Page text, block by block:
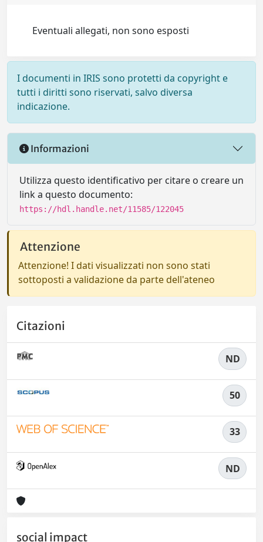
Eventuali allegati, non sono esposti
I documenti in IRIS sono protetti da copyright e
tutti i diritti sono riservati, salvo diversa
indicazione.
Informazioni
Utilizza questo identificativo per citare o creare un
link a questo documento:
https://hdl.handle.net/11585/122045
Attenzione
Attenzione! I dati visualizzati non sono stati
sottoposti a validazione da parte dell'ateneo
Citazioni
ND
50
33
ND
social impact